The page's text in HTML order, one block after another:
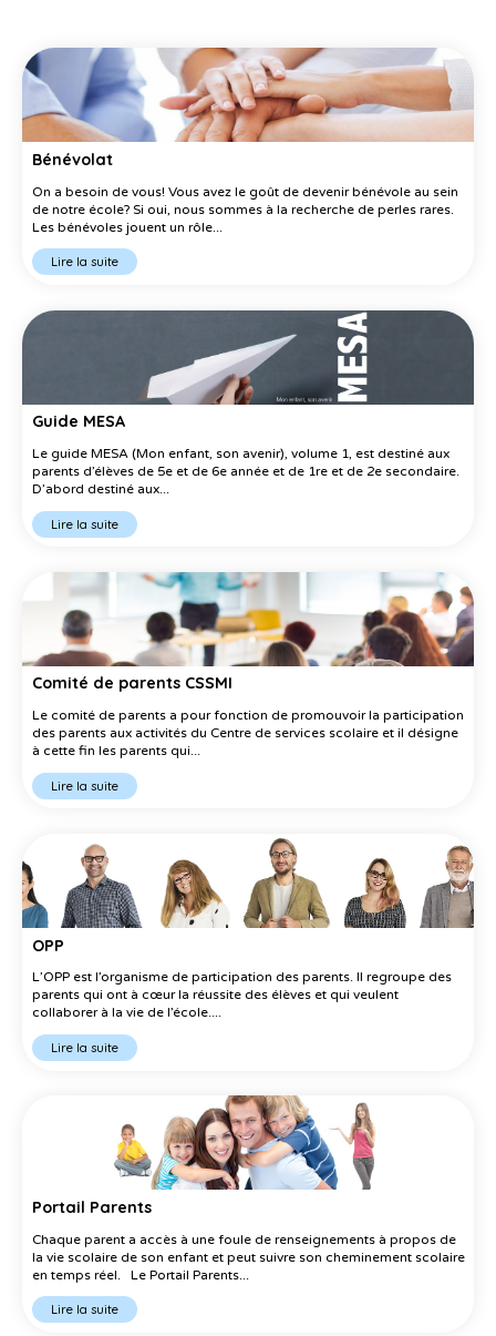
Bénévolat
On a besoin de vous! Vous avez le goût de devenir bénévole au sein
de notre école? Si oui, nous sommes à la recherche de perles rares.
Les bénévoles jouent un rôle...
Lire la suite
Guide MESA
Le guide MESA (Mon enfant, son avenir), volume 1, est destiné aux
parents d’élèves de 5e et de 6e année et de 1re et de 2e secondaire.
D’abord destiné aux...
Lire la suite
Comité de parents CSSMI
Le comité de parents a pour fonction de promouvoir la participation
des parents aux activités du Centre de services scolaire et il désigne
à cette fin les parents qui...
Lire la suite
OPP
L’OPP est l’organisme de participation des parents. Il regroupe des
parents qui ont à cœur la réussite des élèves et qui veulent
collaborer à la vie de l’école....
Lire la suite
Portail Parents
Chaque parent a accès à une foule de renseignements à propos de
la vie scolaire de son enfant et peut suivre son cheminement scolaire
en temps réel. Le Portail Parents...
Lire la suite